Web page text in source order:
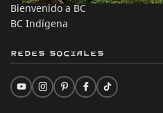
Bienvenido a BC
BC Indígena
Redes sociales